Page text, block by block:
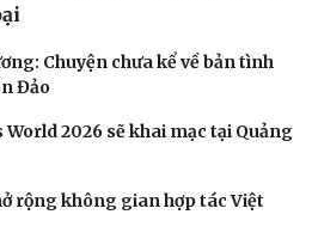
Chuyện chưa kể về bản tình
Đảo
World 2026 sẽ khai mạc tại Quảng
rộng không gian hợp tác Việt